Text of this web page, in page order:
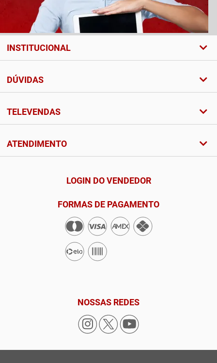
INSTITUCIONAL
DÚVIDAS
TELEVENDAS
ATENDIMENTO
LOGIN DO VENDEDOR
FORMAS DE PAGAMENTO
NOSSAS REDES